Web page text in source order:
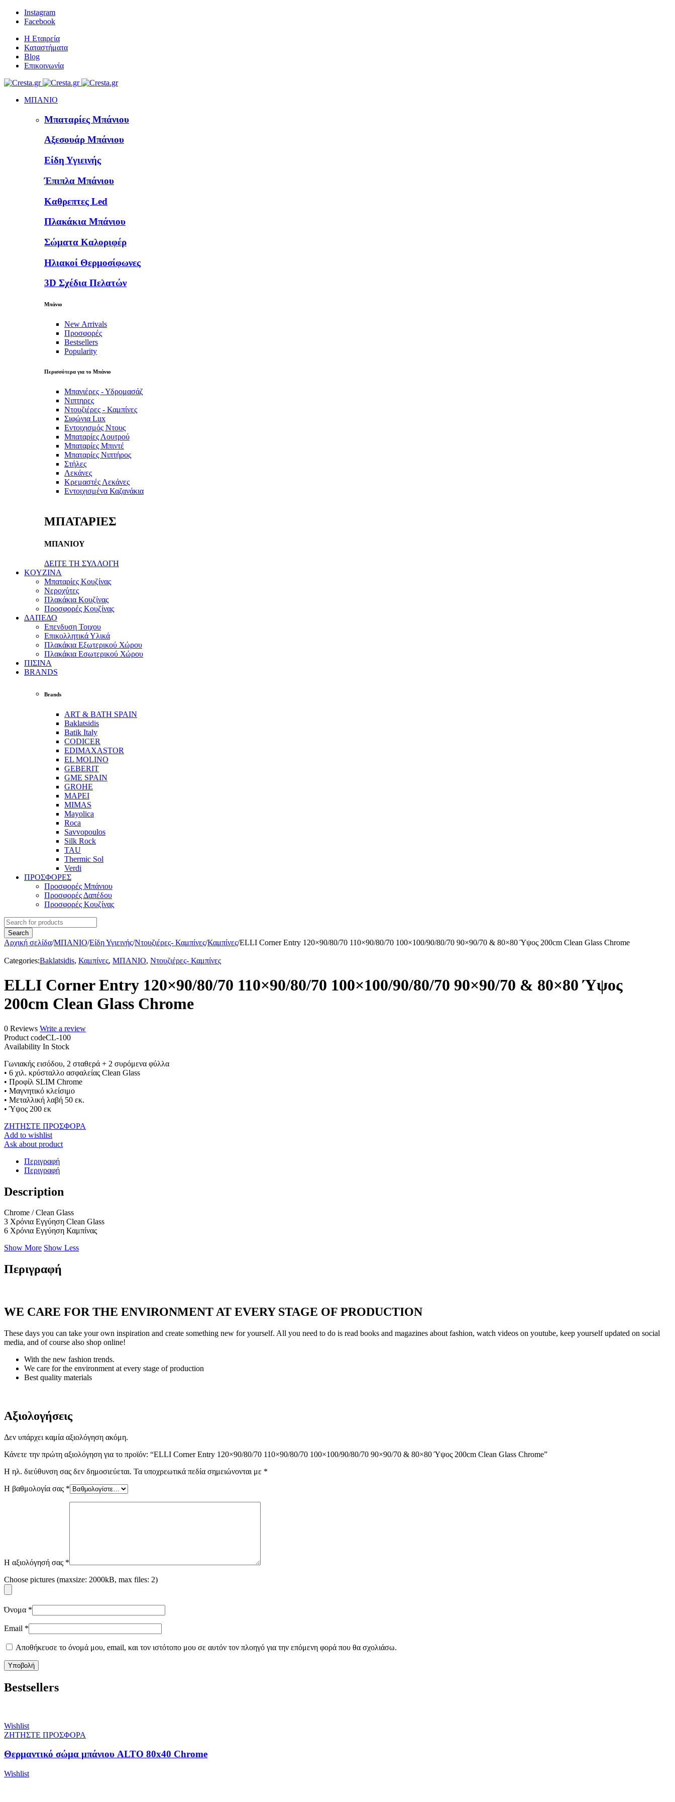
Instagram
Facebook
Η Εταιρεία
Καταστήματα
Blog
Επικοινωνία
ΜΠΑΝΙΟ
Μπαταρίες Μπάνιου
Αξεσουάρ Μπάνιου
Είδη Υγιεινής
Έπιπλα Μπάνιου
Καθρεπτες Led
Πλακάκια Μπάνιου
Σώματα Καλοριφέρ
Ηλιακοί Θερμοσίφωνες
3D Σχέδια Πελατών
Μπάνιο
New Arrivals
Προσφορές
Bestsellers
Popularity
Περισσότερα για το Μπάνιο
Μπανιέρες - Υδρομασάζ
Νιπτηρες
Ντουζιέρες - Καμπίνες
Σιφώνια Lux
Εντοιχισμός Ντους
Μπαταρίες Λουτρού
Μπαταρίες Μπιντέ
Μπαταρίες Νιπτήρος
Στήλες
Λεκάνες
Κρεμαστές Λεκάνες
Εντοιχισμένα Καζανάκια
ΜΠΑΤΑΡΙΕΣ
ΜΠΑΝΙΟΥ
ΔΕΙΤΕ ΤΗ ΣΥΛΛΟΓΗ
KOYZINA
Μπαταρίες Κουζίνας
Νεροχύτες
Πλακάκια Κουζίνας
Προσφορές Κουζίνας
ΔΑΠΕΔΟ
Επενδυση Τοιχου
Επικολλητικά Υλικά
Πλακάκια Εξωτερικού Χώρου
Πλακάκια Εσωτερικού Χώρου
ΠΙΣΙΝΑ
BRANDS
Brands
ART & BATH SPAIN
Baklatsidis
Batik Italy
CODICER
EDIMAXASTOR
EL MOLINO
GEBERIT
GME SPAIN
GROHE
MAPEI
MIMAS
Mayolica
Roca
Savvopoulos
Silk Rock
TAU
Thermic Sol
Verdi
ΠΡΟΣΦΟΡΕΣ
Προσφορές Μπάνιου
Προσφορές Δαπέδου
Προσφορές Κουζίνας
Αρχική σελίδα/ΜΠΑΝΙΟ/Είδη Υγιεινής/Ντουζιέρες- Καμπίνες/Καμπίνες/ELLI Corner Entry 120×90/80/70 110×90/80/70 100×100/90/80/70 90×90/70 & 80×80 Ύψος 200cm Clean Glass Chrome
Categories:Baklatsidis, Καμπίνες, ΜΠΑΝΙΟ, Ντουζιέρες- Καμπίνες
ELLI Corner Entry 120×90/80/70 110×90/80/70 100×100/90/80/70 90×90/70 & 80×80 Ύψος
200cm Clean Glass Chrome
0 Reviews Write a review
Product codeCL-100
Availability In Stock
Γωνιακής εισόδου, 2 σταθερά + 2 συρόμενα φύλλα
• 6 χιλ. κρύσταλλο ασφαλείας Clean Glass
• Προφίλ SLIM Chrome
• Μαγνητικό κλείσιμο
• Μεταλλική λαβή 50 εκ.
• Ύψος 200 εκ
ΖΗΤΗΣΤΕ ΠΡΟΣΦΟΡΑ
Add to wishlist
Ask about product
Περιγραφή
Περιγραφή
Description
Chrome / Clean Glass
3 Xρόνια Εγγύηση Clean Glass
6 Xρόνια Εγγύηση Καμπίνας
Show More Show Less
Περιγραφή
WE CARE FOR THE ENVIRONMENT AT EVERY STAGE OF PRODUCTION
These days you can take your own inspiration and create something new for yourself. All you need to do is read books and magazines about fashion, watch videos on youtube, keep yourself updated on social
media, and of course also shop online!
With the new fashion trends.
We care for the environment at every stage of production
Best quality materials
Αξιολογήσεις
Δεν υπάρχει καμία αξιολόγηση ακόμη.
Κάνετε την πρώτη αξιολόγηση για το προϊόν: “ELLI Corner Entry 120×90/80/70 110×90/80/70 100×100/90/80/70 90×90/70 & 80×80 Ύψος 200cm Clean Glass Chrome”
Η ηλ. διεύθυνση σας δεν δημοσιεύεται. Τα υποχρεωτικά πεδία σημειώνονται με *
Η βαθμολογία σας *
Η αξιολόγησή σας *
Choose pictures (maxsize: 2000kB, max files: 2)
Όνομα *
Email *
Αποθήκευσε το όνομά μου, email, και τον ιστότοπο μου σε αυτόν τον πλοηγό για την επόμενη φορά που θα σχολιάσω.
Bestsellers
Wishlist
ΖΗΤΗΣΤΕ ΠΡΟΣΦΟΡΑ
Θερμαντικό σώμα μπάνιου ALTO 80x40 Chrome
Wishlist